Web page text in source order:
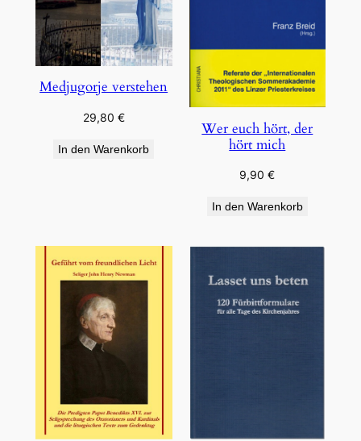
Medjugorje verstehen
29,80 €
In den Warenkorb
Wer euch hört, der
hört mich
9,90€
In den Warenkorb